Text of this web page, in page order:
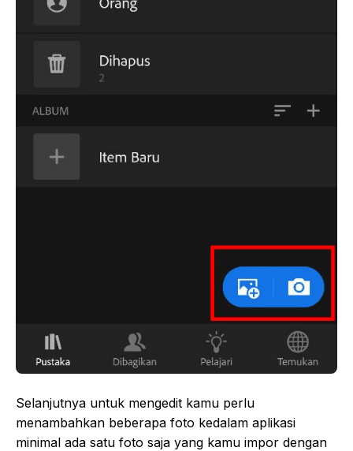
Selanjutnya untuk mengedit kamu perlu
menambahkan beberapa foto kedalam aplikasi
minimal ada satu foto saja yang kamu impor dengan